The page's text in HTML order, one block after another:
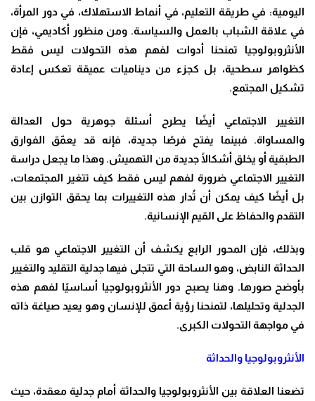
اليومية: في طريقة التعليم، في أنماط الاستهلاك، في دور المرأة،
في علاقة الشباب بالعمل والسياسة. ومن منظور أكاديمي، فإن
الأنثروبولوجيا تمنحنا أدوات لفهم هذه التحولات ليس فقط
كظواهر سطحية، بل كجزء من ديناميات عميقة تعكس إعادة
تشكيل المجتمع.
التغيير الاجتماعي أيضًا يطرح أسئلة جوهرية حول العدالة
والمساواة. فبينما يفتح فرصًا جديدة، فإنه قد يعمّق الفوارق
الطبقية أو يخلق أشكالًا جديدة من التهميش. وهذا ما يجعل دراسة
التغيير الاجتماعي ضرورة لفهم ليس فقط كيف تتغير المجتمعات،
بل أيضًا كيف يمكن أن تُدار هذه التغييرات بما يحقق التوازن بين
التقدم والحفاظ على القيم الإنسانية.
وبذلك، فإن المحور الرابع يكشف أن التغيير الاجتماعي هو قلب
الحداثة النابض، وهو الساحة التي تتجلى فيها جدلية التقليد والتغيير
بأوضح صورها. وهنا يصبح دور الأنثروبولوجيا أساسيًا لفهم هذه
الجدلية وتحليلها، لتمنحنا رؤية أعمق للإنسان وهو يعيد صياغة ذاته
في مواجهة التحولات الكبرى.
الأنثروبولوجيا والحداثة
تضعنا العلاقة بين الأنثروبولوجيا والحداثة أمام جدلية معقدة، حيث